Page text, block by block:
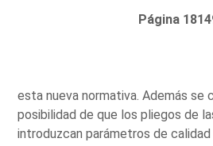
Página
esta nueva normativa. Además se
posibilidad de que los pliegos de
introduzcan parámetros de